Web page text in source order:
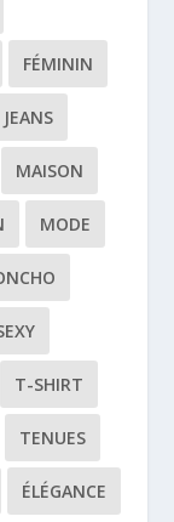
FÉMININ
JEANS
MAISON
MODE
T-SHIRT
TENUES
ÉLÉGANCE